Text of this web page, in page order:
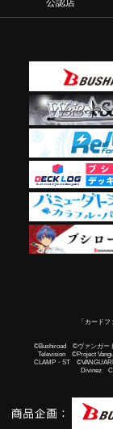
公認店
「カード
©Bushiroad ©ヴァンガー
Television ©Project
CLAMP・ST
Divinez